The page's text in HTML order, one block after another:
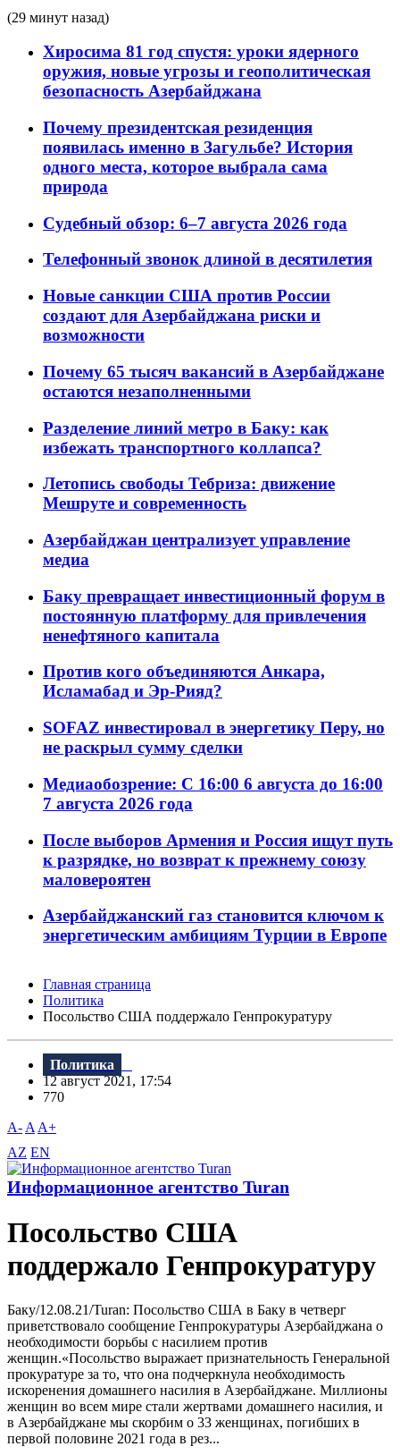
(29 минут назад)
Хиросима 81 год спустя: уроки ядерного
оружия, новые угрозы и геополитическая
безопасность Азербайджана
Почему президентская резиденция
появилась именно в Загульбе? История
одного места, которое выбрала сама
природа
Судебный обзор: 6–7 августа 2026 года
Телефонный звонок длиной в десятилетия
Новые санкции США против России
создают для Азербайджана риски и
возможности
Почему 65 тысяч вакансий в Азербайджане
остаются незаполненными
Разделение линий метро в Баку: как
избежать транспортного коллапса?
Летопись свободы Тебриза: движение
Мешруте и современность
Азербайджан централизует управление
медиа
Баку превращает инвестиционный форум в
постоянную платформу для привлечения
ненефтяного капитала
Против кого объединяются Анкара,
Исламабад и Эр-Рияд?
SOFAZ инвестировал в энергетику Перу, но
не раскрыл сумму сделки
Медиаобозрение: С 16:00 6 августа до 16:00
7 августа 2026 года
После выборов Армения и Россия ищут путь
к разрядке, но возврат к прежнему союзу
маловероятен
Азербайджанский газ становится ключом к
энергетическим амбициям Турции в Европе
Главная страница
Политика
Посольство США поддержало Генпрокуратуру
Политика
12 август 2021, 17:54
770
A- A A+
AZ EN
Информационное агентство Turan
Посольство США
поддержало Генпрокуратуру
Баку/12.08.21/Turan: Посольство США в Баку в четверг
приветствовало сообщение Генпрокуратуры Азербайджана о
необходимости борьбы с насилием против
женщин.«Посольство выражает признательность Генеральной
прокуратуре за то, что она подчеркнула необходимость
искоренения домашнего насилия в Азербайджане. Миллионы
женщин во всем мире стали жертвами домашнего насилия, и
в Азербайджане мы скорбим о 33 женщинах, погибших в
первой половине 2021 года в рез...